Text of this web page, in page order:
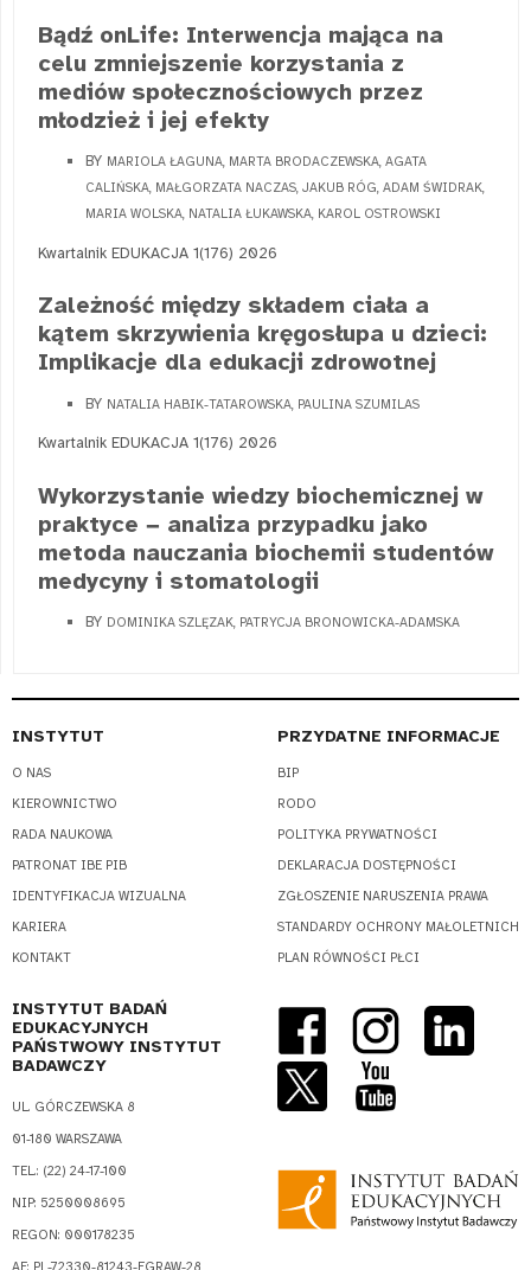
Bądź onLife: Interwencja mająca na
celu zmniejszenie korzystania z
mediów społecznościowych przez
młodzież i jej efekty
BY MARIOLA ŁAGUNA, MARTA BRODACZEWSKA, AGATA
CALIŃSKA, MAŁGORZATA NACZAS, JAKUB RÓG, ADAM ŚWIDRAK,
MARIA WOLSKA, NATALIA ŁUKAWSKA, KAROL OSTROWSKI
Kwartalnik EDUKACJA 1(176) 2026
Zależność między składem ciała a
kątem skrzywienia kręgosłupa u dzieci:
Implikacje dla edukacji zdrowotnej
BY NATALIA HABIK-TATAROWSKA, PAULINA SZUMILAS
Kwartalnik EDUKACJA 1(176) 2026
Wykorzystanie wiedzy biochemicznej w
praktyce − analiza przypadku jako
metoda nauczania biochemii studentów
medycyny i stomatologii
BY DOMINIKA SZLĘZAK, PATRYCJA BRONOWICKA-ADAMSKA
INSTYTUT
O NAS
KIEROWNICTWO
RADA NAUKOWA
PATRONAT IBE PIB
IDENTYFIKACJA WIZUALNA
KARIERA
KONTAKT
PRZYDATNE INFORMACJE
BIP
RODO
POLITYKA PRYWATNOŚCI
DEKLARACJA DOSTĘPNOŚCI
ZGŁOSZENIE NARUSZENIA PRAWA
STANDARDY OCHRONY MAŁOLETNICH
PLAN RÓWNOŚCI PŁCI
INSTYTUT BADAŃ
EDUKACYJNYCH
PAŃSTWOWY INSTYTUT
BADAWCZY
UL. GÓRCZEWSKA 8
01-180 WARSZAWA
TEL.: (22) 24-17-100
NIP: 5250008695
REGON: 000178235